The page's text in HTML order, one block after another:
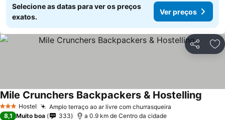
Selecione as datas para ver os preços
exatos.
Ver preços
Partilhar
3 EstrelasHostel Amplo terraço ao ar livre com churrasqueira
Mile Crunchers Backpackers & Hostelling
8,1 Muito boa 333 a 0.9 km de Centro da cidade